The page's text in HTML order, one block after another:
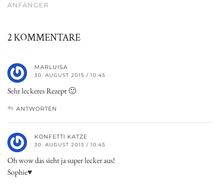
ANFÄNGER
2 KOMMENTARE
MARLUISA
30. AUGUST 2015 / 10:45
Sehr leckeres Rezept 🙂
ANTWORTEN
KONFETTI KATZE
30. AUGUST 2015 / 10:45
Oh wow das sieht ja super lecker aus!
Sophie♥